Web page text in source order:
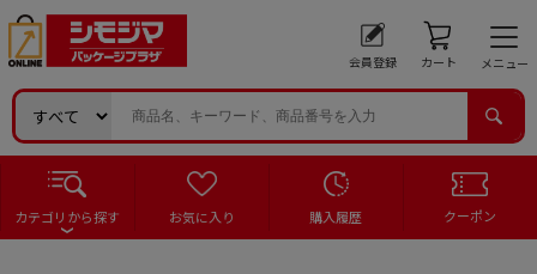
会員登録 カート メニュー
カテゴリから探す お気に入り 購入履歴 クーポン